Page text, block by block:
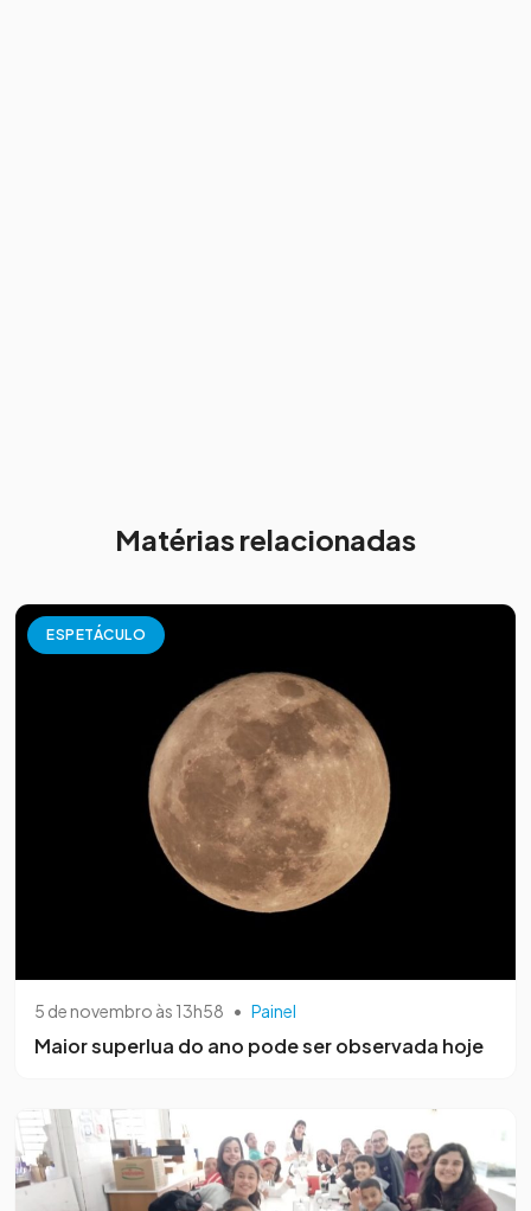
Matérias relacionadas
ESPETÁCULO
5 de novembro às 13h58 • Painel
Maior superlua do ano pode ser observada hoje